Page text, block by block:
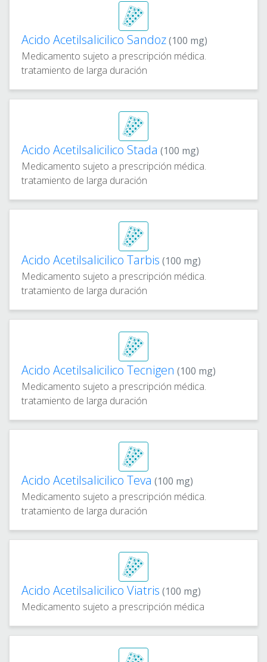
Acido Acetilsalicilico Sandoz(100 mg)
Medicamento sujeto a prescripción médica.
tratamiento de larga duración
Acido Acetilsalicilico Stada (100 mg)
Medicamento sujeto a prescripción médica.
tratamiento de larga duración
Acido Acetilsalicilico Tarbis (100 mg)
Medicamento sujeto a prescripción médica.
tratamiento de larga duración
Acido Acetilsalicilico Tecnigen (100 mg)
Medicamento sujeto a prescripción médica.
tratamiento de larga duración
Acido Acetilsalicilico Teva (100 mg)
Medicamento sujeto a prescripción médica.
tratamiento de larga duración
Acido Acetilsalicilico Viatris (100 mg)
Medicamento sujeto a prescripción médica